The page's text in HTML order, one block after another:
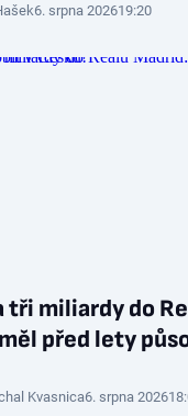
6. srpna 202619:20
tři miliardy do
před lety
Kvasnica6. srpna 2026